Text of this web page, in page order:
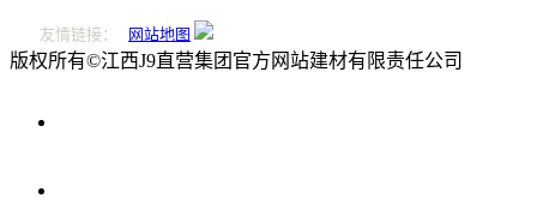
友情链接： 网站地图
版权所有©江西J9直营集团官方网站建材有限责任公司